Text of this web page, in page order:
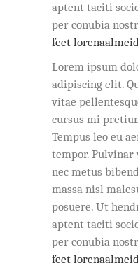
aptent taciti
per conubia
feet
Lorem ipsum
adipiscing elit.
vitae
cursus mi
Tempus leo eu
tempor.
nec metus
massa nisl
posuere. Ut
aptent taciti
per conubia
feet